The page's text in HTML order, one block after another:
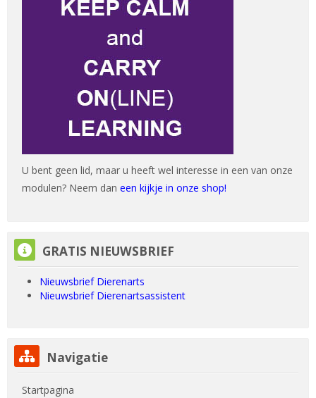
U bent geen lid, maar u heeft wel interesse in een van onze
modulen? Neem dan een kijkje in onze shop!
GRATIS NIEUWSBRIEF overslaan
GRATIS NIEUWSBRIEF
Nieuwsbrief Dierenarts
Nieuwsbrief Dierenartsassistent
Navigatie overslaan
Navigatie
Startpagina